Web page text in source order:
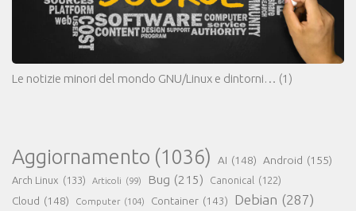
Le notizie minori del mondo GNU/Linux e dintorni… (1)
Aggiornamento (1036) AI (148) Android (155)
Arch Linux (133) Articoli (99) Bug (215) Canonical (122)
Cloud (148) Computer (104) Container (143) Debian (287)